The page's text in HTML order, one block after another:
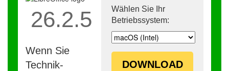
Wählen Sie Ihr
Betriebssystem:
DOWNLOAD
26.2.5
Wenn Sie
Technik-